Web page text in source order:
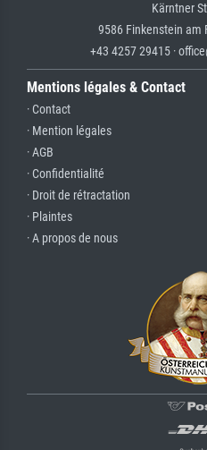
Kärntner
9586 Finkenstein am
+43 4257 29415 ·
Mentions légales & Contact
· Contact
· Mention légales
· AGB
· Confidentialité
· Droit de rétractation
· Plaintes
· A propos de nous